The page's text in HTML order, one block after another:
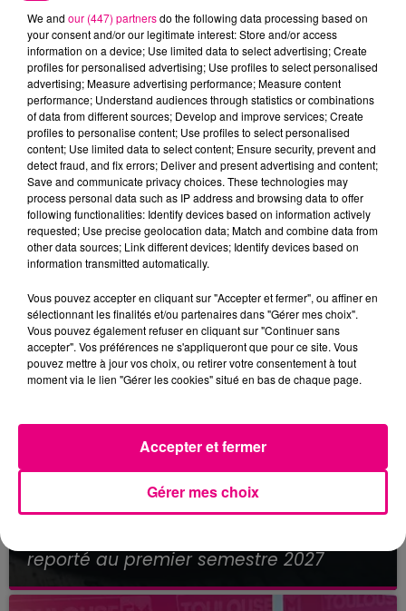
22 juillet 2026
Toulouse : circulation perturbée dans le
secteur François Verdier...
21 juillet 2026
reporté au premier semestre 2027
We and our (447) partnersdo the following data processing based on
your consent and/or our legitimate interest: Store and/or access
information on a device; Use limited data to select advertising; Create
profiles for personalised advertising; Use profiles to select personalised
advertising; Measure advertising performance; Measure content
performance; Understand audiences through statistics or combinations
of data from different sources; Develop and improve services; Create
profiles to personalise content; Use profiles to select personalised
content; Use limited data to select content; Ensure security, prevent and
detect fraud, and fix errors; Deliver and present advertising and content;
Save and communicate privacy choices. These technologies may
process personal data such as IP address and browsing data to offer
following functionalities: Identify devices based on information actively
requested; Use precise geolocation data; Match and combine data from
other data sources; Link different devices; Identify devices based on
information transmitted automatically.
Vous pouvez accepter en cliquant sur "Accepter et fermer", ou affiner en
sélectionnant les finalités et/ou partenaires dans "Gérer mes choix".
Vous pouvez également refuser en cliquant sur "Continuer sans
accepter". Vos préférences ne s'appliqueront que pour ce site. Vous
pouvez mettre à jour vos choix, ou retirer votre consentement à tout
moment via le lien "Gérer les cookies" situé en bas de chaque page.
Gérer mes choix
Accepter et fermer